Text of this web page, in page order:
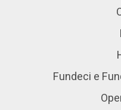
Fundeci e